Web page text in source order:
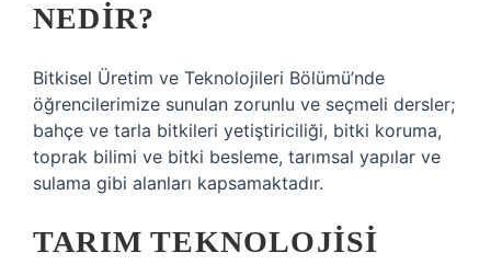
NEDIR?
Bitkisel Üretim ve Teknolojileri Bölümü’nde
öğrencilerimize sunulan zorunlu ve seçmeli dersler;
bahçe ve tarla bitkileri yetiştiriciliği, bitki koruma,
toprak bilimi ve bitki besleme, tarımsal yapılar ve
sulama gibi alanları kapsamaktadır.
TARIM TEKNOLOJISI